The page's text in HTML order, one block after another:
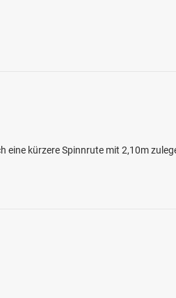
kürzere Spinnrute mit 2,10m